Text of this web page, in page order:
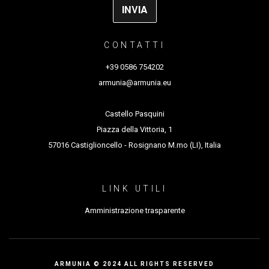
CONTATTI
+39 0586 754202
armunia@armunia.eu
Castello Pasquini
Piazza della Vittoria, 1
57016 Castiglioncello - Rosignano M.mo (LI), Italia
LINK UTILI
Amministrazione trasparente
ARMUNIA © 2024 ALL RIGHTS RESERVED